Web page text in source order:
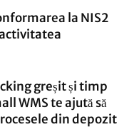
la NIS2
greșit și timp
WMS te ajută să
din depozit